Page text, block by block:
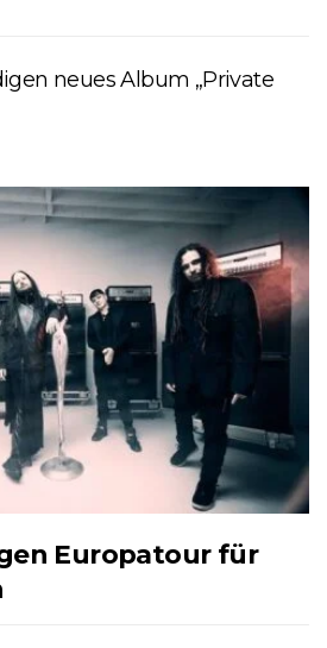
neues Album „Private
Europatour für